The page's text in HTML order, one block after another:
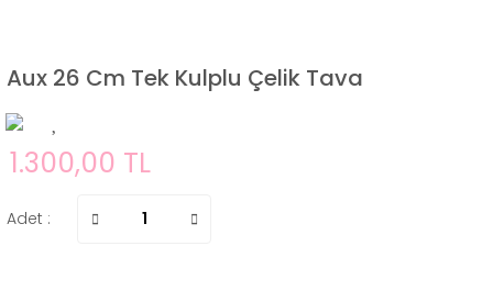
Aux 26 Cm Tek Kulplu Çelik Tava
1.300,00 TL
Adet :